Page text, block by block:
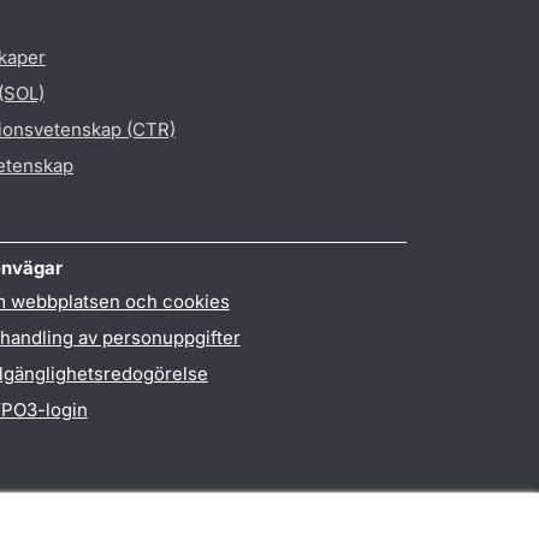
(CTR)
webbplatsen och cookies
av personuppgifter
login